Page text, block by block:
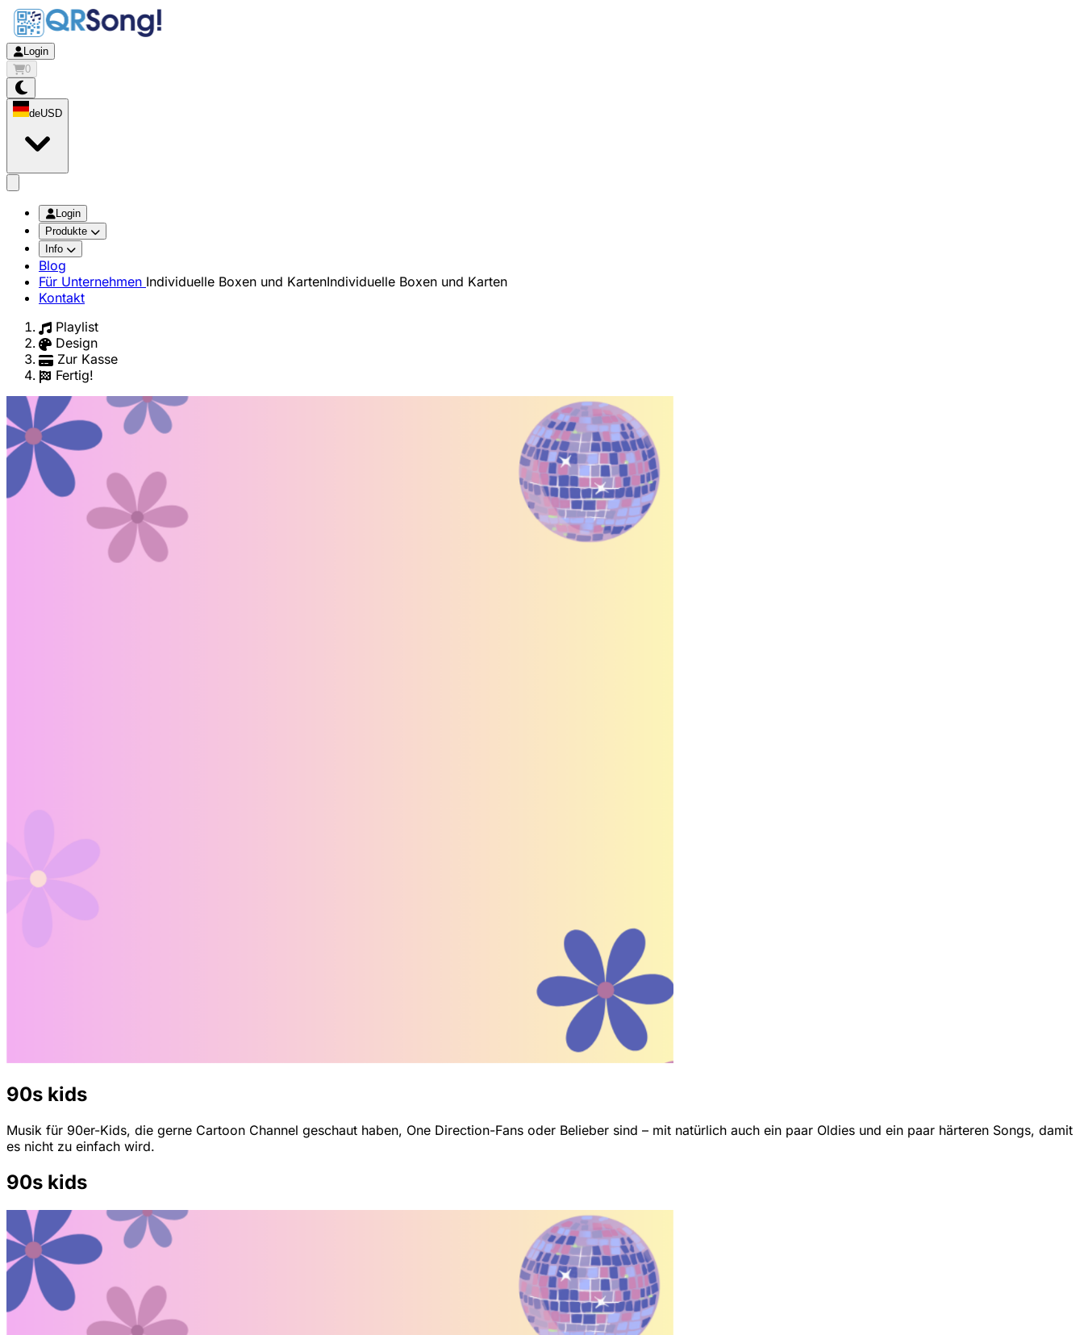
Login
0
deUSD
Login
Produkte
Info
Blog
Für Unternehmen Individuelle Boxen und KartenIndividuelle Boxen und Karten
Kontakt
Playlist
Design
Zur Kasse
Fertig!
90s kids
Musik für 90er-Kids, die gerne Cartoon Channel geschaut haben, One Direction-Fans oder Belieber sind – mit natürlich auch ein paar Oldies und ein paar härteren Songs, damit
es nicht zu einfach wird.
90s kids